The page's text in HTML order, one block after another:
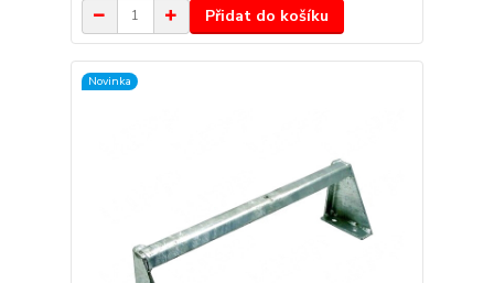
Přidat do košíku
Novinka